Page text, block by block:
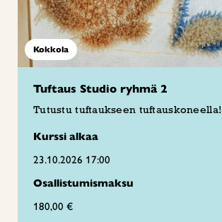
Kokkola
Tuftaus Studio ryhmä 2
Tutustu tuftaukseen tuftauskoneella!
Kurssi alkaa
23.10.2026 17:00
Osallistumismaksu
180,00 €